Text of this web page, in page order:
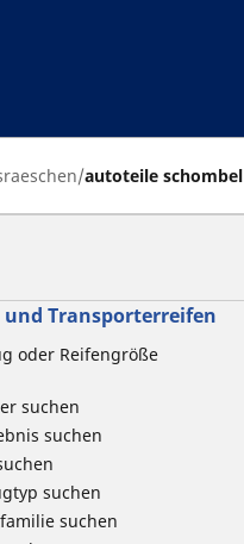
autoteile schombel
und Transporterreifen
oder Reifengröße
suchen
suchen
suchen
suchen